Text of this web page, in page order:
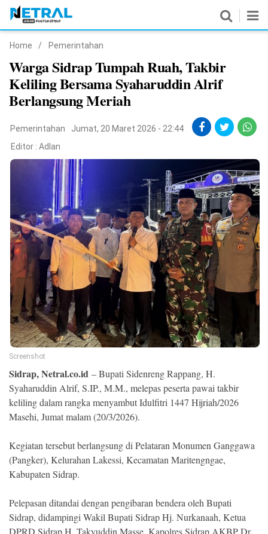
Nasional
Pemerintahan
Pendidikan
Peristiwa
Olahraga
Ekonomi
Memori
©
Copyright
2026
NETRAL
Right
Reserved
Home / Pemerintahan
Warga Sidrap Tumpah Ruah, Takbir
Keliling Bersama Syaharuddin Alrif
Berlangsung Meriah
Pemerintahan
Jumat, 20 Maret 2026 - 22:44
Editor : Adlan
Screenshot
Sidrap, Netral.co.id – Bupati Sidenreng Rappang, H.
Syaharuddin Alrif, S.IP., M.M., melepas peserta pawai takbir
keliling dalam rangka menyambut Idulfitri 1447 Hijriah/2026
Masehi, Jumat malam (20/3/2026).
Kegiatan tersebut berlangsung di Pelataran Monumen Ganggawa
(Pangker), Kelurahan Lakessi, Kecamatan Maritengngae,
Kabupaten Sidrap.
Pelepasan ditandai dengan pengibaran bendera oleh Bupati
Sidrap, didampingi Wakil Bupati Sidrap Hj. Nurkanaah, Ketua